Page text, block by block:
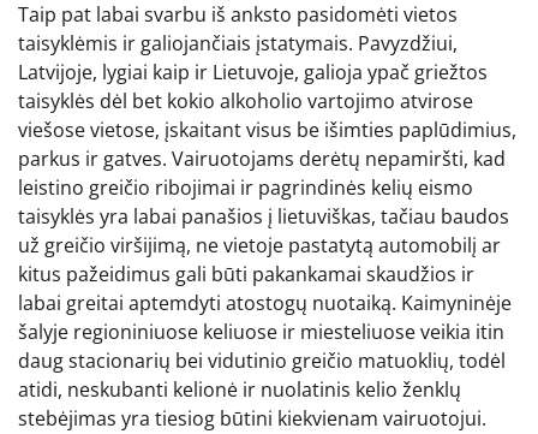
Taip pat labai svarbu iš anksto pasidomėti vietos
taisyklėmis ir galiojančiais įstatymais. Pavyzdžiui,
Latvijoje, lygiai kaip ir Lietuvoje, galioja ypač griežtos
taisyklės dėl bet kokio alkoholio vartojimo atvirose
viešose vietose, įskaitant visus be išimties paplūdimius,
parkus ir gatves. Vairuotojams derėtų nepamiršti, kad
leistino greičio ribojimai ir pagrindinės kelių eismo
taisyklės yra labai panašios į lietuviškas, tačiau baudos
už greičio viršijimą, ne vietoje pastatytą automobilį ar
kitus pažeidimus gali būti pakankamai skaudžios ir
labai greitai aptemdyti atostogų nuotaiką. Kaimyninėje
šalyje regioniniuose keliuose ir miesteliuose veikia itin
daug stacionarių bei vidutinio greičio matuoklių, todėl
atidi, neskubanti kelionė ir nuolatinis kelio ženklų
stebėjimas yra tiesiog būtini kiekvienam vairuotojui.